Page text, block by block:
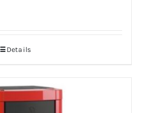
Details